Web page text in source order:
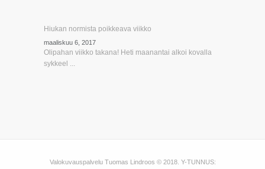
Hiukan normista poikkeava viikko
maaliskuu 6, 2017
Olipahan viikko takana! Heti maanantai alkoi kovalla
sykkeel ...
Valokuvauspalvelu Tuomas Lindroos © 2018. Y-TUNNUS: